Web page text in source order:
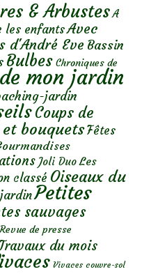
& Arbustes A
les enfantsAvec
d'André Eve Bassin
Bulbes Chroniques de
mon jardin
jardin
Coups de
bouquetsFêtes
Joli Duo Les
classé Oiseaux du
Petites
sauvages
Revue de presse
Travaux du mois
Vivaces couvre-sol